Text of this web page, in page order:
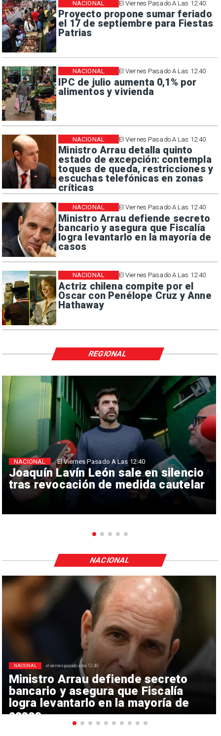
El Viernes Pasado A Las 12:40
Proyecto propone sumar feriado
el 17 de septiembre para Fiestas
Patrias
NACIONAL
El Viernes Pasado A Las 12:40
IPC de julio aumenta 0,1% por
alimentos y vivienda
NACIONAL
El Viernes Pasado A Las 12:40
Ministro Arrau detalla quinto
estado de excepción: contempla
toques de queda, restricciones y
escuchas telefónicas en zonas
críticas
NACIONAL
El Viernes Pasado A Las 12:40
Ministro Arrau defiende secreto
bancario y asegura que Fiscalía
logra levantarlo en la mayoría de
casos
NACIONAL
El Viernes Pasado A Las 12:40
Actriz chilena compite por el
Oscar con Penélope Cruz y Anne
Hathaway
NACIONAL
Joaquín Lavín León sale en silencio
tras revocación de medida cautelar
NACIONAL El Viernes Pasado A Las 12:40
REGIONAL
Ministro Arrau defiende secreto
bancario y asegura que Fiscalía
logra levantarlo en la mayoría de
casos
NACIONAL el viernes pasado a las 12:40
NACIONAL